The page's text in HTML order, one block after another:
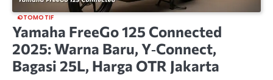
OTOMOTIF
Yamaha FreeGo 125 Connected
2025: Warna Baru, Y‑Connect,
Bagasi 25L, Harga OTR Jakarta